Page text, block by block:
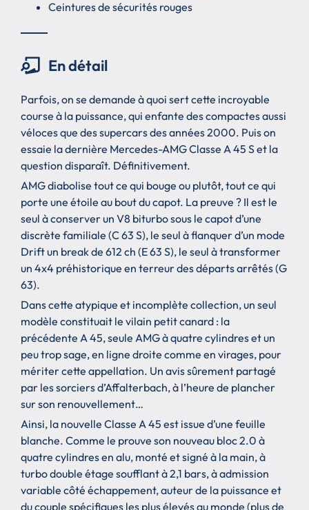
Ceintures de sécurités rouges
En détail
Parfois, on se demande à quoi sert cette incroyable
course à la puissance, qui enfante des compactes aussi
véloces que des supercars des années 2000. Puis on
essaie la dernière Mercedes-AMG Classe A 45 S et la
question disparaît. Définitivement.
AMG diabolise tout ce qui bouge ou plutôt, tout ce qui
porte une étoile au bout du capot. La preuve ? Il est le
seul à conserver un V8 biturbo sous le capot d’une
discrète familiale (C 63 S), le seul à flanquer d’un mode
Drift un break de 612 ch (E 63 S), le seul à transformer
un 4x4 préhistorique en terreur des départs arrêtés (G
63).
Dans cette atypique et incomplète collection, un seul
modèle constituait le vilain petit canard : la
précédente A 45, seule AMG à quatre cylindres et un
peu trop sage, en ligne droite comme en virages, pour
mériter cette appellation. Un avis sûrement partagé
par les sorciers d’Affalterbach, à l’heure de plancher
sur son renouvellement…
Ainsi, la nouvelle Classe A 45 est issue d’une feuille
blanche. Comme le prouve son nouveau bloc 2.0 à
quatre cylindres en alu, monté et signé à la main, à
turbo double étage soufflant à 2,1 bars, à admission
variable côté échappement, auteur de la puissance et
du couple spécifiques les plus élevés au monde (plus de